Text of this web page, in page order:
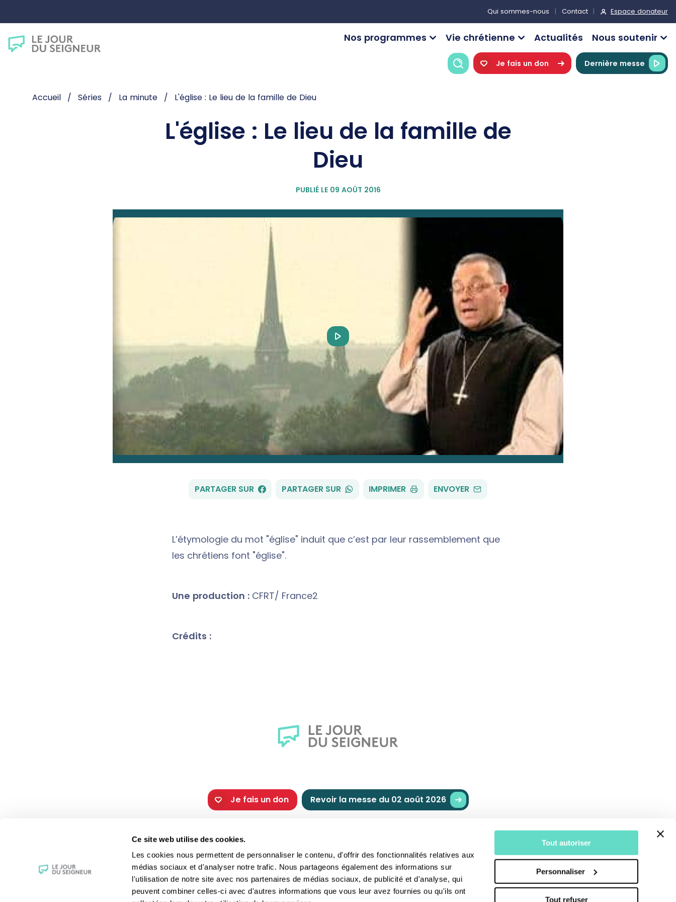
Ce site web utilise des cookies.
Les cookies nous permettent de personnaliser le contenu, d'offrir des fonctionnalités relatives aux
médias sociaux et d'analyser notre trafic. Nous partageons également des informations sur
l'utilisation de notre site avec nos partenaires de médias sociaux, de publicité et d'analyse, qui
peuvent combiner celles-ci avec d'autres informations que vous leur avez fournies ou qu'ils ont
Tout autoriser
Personnaliser
Tout refuser
Qui sommes-nous Contact Espace donateur
Nos programmes Vie chrétienne Actualités Nous soutenir
RechercheJe fais un don Dernière messe
Accueil Séries La minute L'église : Le lieu de la famille de Dieu
L'église : Le lieu de la famille de
Dieu
PUBLIÉ LE 09 AOÛT 2016
Video
PARTAGER SUR FACEBOOK
PARTAGER SUR WHATSAPP
IMPRIMER ENVOYER PAR
L’étymologie du mot "église" induit que c’est par leur rassemblement que
les chrétiens font "église".
Une production : CFRT/ France2
Crédits :
Je fais un don Revoir la messe du 02 août 2026
La messe
Magazine Le Jour du Seigneur
Les fêtes chrétiennes
Les saints du jour
La Bible
Les sacrements
Comment nous soutenir
Faire un don
Réduction d’impôt
Philanthropie
RESTER INFORMÉ
Actualités
Recevoir nos newsletters
S’abonner au Bulletin